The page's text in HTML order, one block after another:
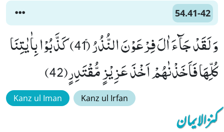
54.41-42
وَ لَقَدْ جَآءَ اٰلَ فِرْعَوْنَ النُّذُرُۚ (41) كَذَّبُوْا بِاٰیٰتِنَا
كُلِّهَا فَاَخَذْنٰهُمْ اَخْذَ عَزِیْزٍ مُّقْتَدِرٍ(42)
Kanz ul Iman Kanz ul Irfan
کنزالایمان